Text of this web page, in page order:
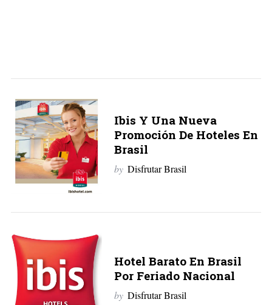
Ibis Y Una Nueva
Promoción De Hoteles En
Brasil
by Disfrutar Brasil
Hotel Barato En Brasil
Por Feriado Nacional
by Disfrutar Brasil